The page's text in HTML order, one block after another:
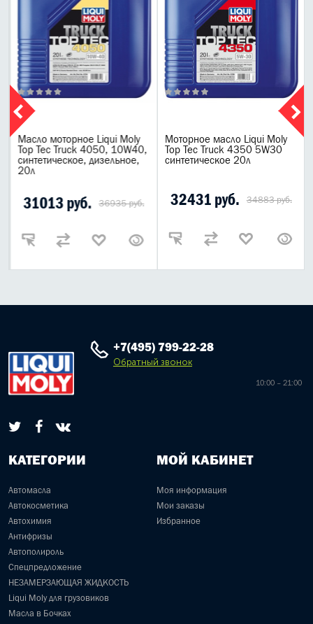
Масло моторное Liqui Moly
Top Tec Truck 4050, 10W40,
синтетическое, дизельное,
20л
31013 руб. 36935 руб.
Моторное масло Liqui Moly
Top Tec Truck 4350 5W30
синтетическое 20л
32431 руб. 34883 руб.
+7(495) 799-22-28
Обратный звонок
10:00 – 21:00
КАТЕГОРИИ
Автомасла
Автокосметика
Автохимия
Антифризы
Автополироль
Спецпредложение
НЕЗАМЕРЗАЮЩАЯ ЖИДКОСТЬ
Liqui Moly для грузовиков
Масла в Бочках
МОЙ КАБИНЕТ
Моя информация
Мои заказы
Избранное